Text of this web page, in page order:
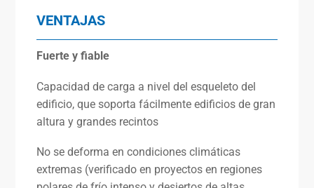
VENTAJAS
Fuerte y fiable
Capacidad de carga a nivel del esqueleto del
edificio, que soporta fácilmente edificios de gran
altura y grandes recintos
No se deforma en condiciones climáticas
extremas (verificado en proyectos en regiones